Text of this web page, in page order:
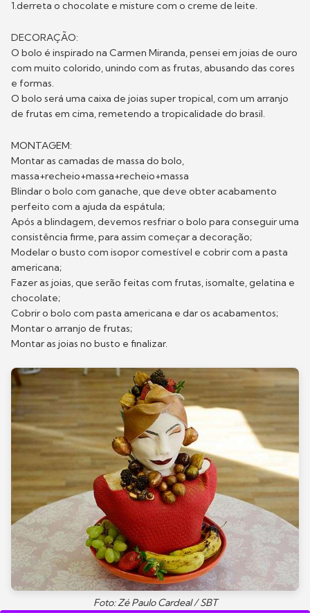
1.derreta o chocolate e misture com o creme de leite.
DECORAÇÃO:
O bolo é inspirado na Carmen Miranda, pensei em joias de ouro
com muito colorido, unindo com as frutas, abusando das cores
e formas.
O bolo será uma caixa de joias super tropical, com um arranjo
de frutas em cima, remetendo a tropicalidade do brasil.
MONTAGEM:
Montar as camadas de massa do bolo,
massa+recheio+massa+recheio+massa
Blindar o bolo com ganache, que deve obter acabamento
perfeito com a ajuda da espátula;
Após a blindagem, devemos resfriar o bolo para conseguir uma
consistência firme, para assim começar a decoração;
Modelar o busto com isopor comestível e cobrir com a pasta
americana;
Fazer as joias, que serão feitas com frutas, isomalte, gelatina e
chocolate;
Cobrir o bolo com pasta americana e dar os acabamentos;
Montar o arranjo de frutas;
Montar as joias no busto e finalizar.
Foto: Zé Paulo Cardeal / SBT